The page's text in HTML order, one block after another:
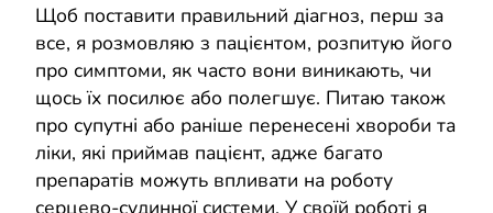
Щоб поставити правильний діагноз, перш за
все, я розмовляю з пацієнтом, розпитую його
про симптоми, як часто вони виникають, чи
щось їх посилює або полегшує. Питаю також
про супутні або раніше перенесені хвороби та
ліки, які приймав пацієнт, адже багато
препаратів можуть впливати на роботу
серцево-судинної системи. У своїй роботі я